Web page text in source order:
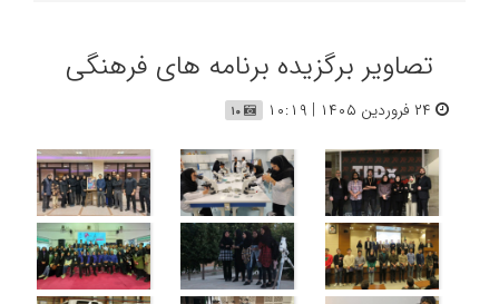
تصاویر برگزیده برنامه های فرهنگی